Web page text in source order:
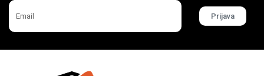
Prijava